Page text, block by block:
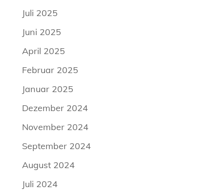
Juli 2025
Juni 2025
April 2025
Februar 2025
Januar 2025
Dezember 2024
November 2024
September 2024
August 2024
Juli 2024